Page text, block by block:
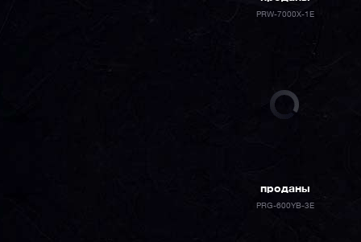
PRW-7000X-1E
проданы
PRG-600YB-3E